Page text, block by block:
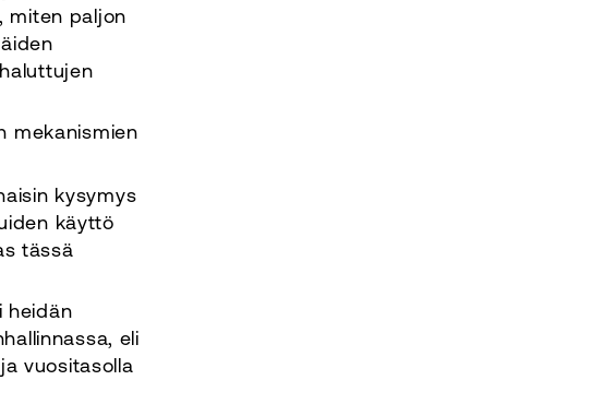
miten paljon
mekanismien
kysymys
käyttö
tässä
heidän
eli
vuositasolla